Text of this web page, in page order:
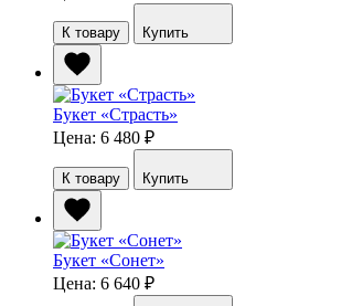
К товару Купить
Букет «Страсть»
Цена: 6 480 ₽
К товару Купить
Букет «Сонет»
Цена: 6 640 ₽